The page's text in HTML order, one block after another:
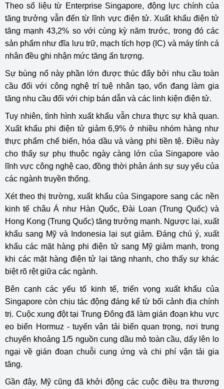
Theo số liệu từ Enterprise Singapore, động lực chính của
tăng trưởng vẫn đến từ lĩnh vực điện tử. Xuất khẩu điện tử
tăng mạnh 43,2% so với cùng kỳ năm trước, trong đó các
sản phẩm như đĩa lưu trữ, mạch tích hợp (IC) và máy tính cá
nhân đều ghi nhận mức tăng ấn tượng.
Sự bùng nổ này phần lớn được thúc đẩy bởi nhu cầu toàn
cầu đối với công nghệ trí tuệ nhân tạo, vốn đang làm gia
tăng nhu cầu đối với chip bán dẫn và các linh kiện điện tử.
Tuy nhiên, tình hình xuất khẩu vẫn chưa thực sự khả quan.
Xuất khẩu phi điện tử giảm 6,9% ở nhiều nhóm hàng như
thực phẩm chế biến, hóa dầu và vàng phi tiền tệ. Điều này
cho thấy sự phụ thuộc ngày càng lớn của Singapore vào
lĩnh vực công nghệ cao, đồng thời phản ánh sự suy yếu của
các ngành truyền thống.
Xét theo thị trường, xuất khẩu của Singapore sang các nền
kinh tế châu Á như Hàn Quốc, Đài Loan (Trung Quốc) và
Hong Kong (Trung Quốc) tăng trưởng mạnh. Ngược lại, xuất
khẩu sang Mỹ và Indonesia lại sụt giảm. Đáng chú ý, xuất
khẩu các mặt hàng phi điện tử sang Mỹ giảm mạnh, trong
khi các mặt hàng điện tử lại tăng nhanh, cho thấy sự khác
biệt rõ rệt giữa các ngành.
Bên cạnh các yếu tố kinh tế, triển vọng xuất khẩu của
Singapore còn chịu tác động đáng kể từ bối cảnh địa chính
trị. Cuộc xung đột tại Trung Đông đã làm gián đoạn khu vực
eo biển Hormuz - tuyến vận tải biển quan trọng, nơi trung
chuyển khoảng 1/5 nguồn cung dầu mỏ toàn cầu, dấy lên lo
ngại về gián đoạn chuỗi cung ứng và chi phí vận tải gia
tăng.
Gần đây, Mỹ cũng đã khởi động các cuộc điều tra thương